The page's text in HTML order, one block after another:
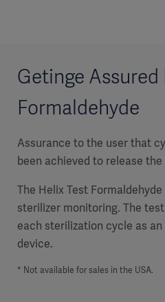
Getinge Assured
Formaldehyde
Assurance to the user that
been achieved to release the
The Helix Test
sterilizer monitoring. The
each sterilization cycle as
device.
* Not available for sales in the USA.